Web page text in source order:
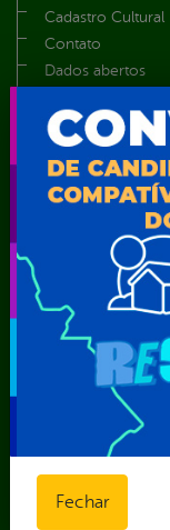
Cadastro Cultural
Contato
Dados abertos
Glossário
Notícias
Resultado de
Serviços digitais
Telefones Úteis
Vice-Prefeito
Secretarias
Agência
Assistência
Autarquia
Comando
Diretoria da
FUNDAÇÃO
Gabinete da
Gabinete
Fechar